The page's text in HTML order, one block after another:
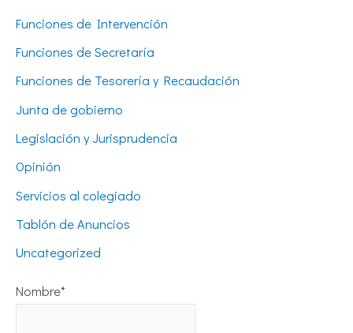
Funciones de Intervención
Funciones de Secretaría
Funciones de Tesorería y Recaudación
Junta de gobierno
Legislación y Jurisprudencia
Opinión
Servicios al colegiado
Tablón de Anuncios
Uncategorized
Nombre*